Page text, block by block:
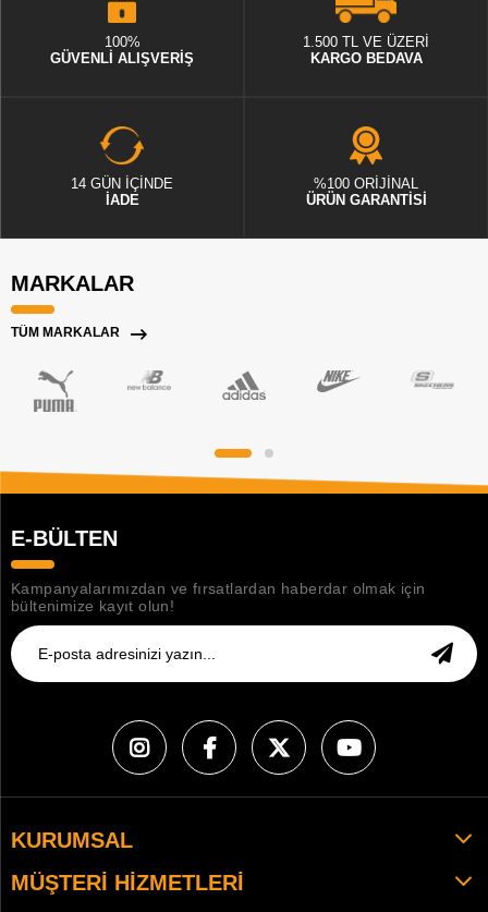
100%
GÜVENLİ ALIŞVERİŞ
1.500 TL VE ÜZERİ
KARGO BEDAVA
14 GÜN İÇİNDE
İADE
%100 ORİJİNAL
ÜRÜN GARANTİSİ
MARKALAR
TÜM MARKALAR
E-BÜLTEN
Kampanyalarımızdan ve fırsatlardan haberdar olmak için
bültenimize kayıt olun!
KURUMSAL
MÜŞTERI HIZMETLERI